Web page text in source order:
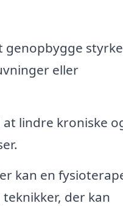
genopbygge
eller
lindre kroniske
kan en
der kan